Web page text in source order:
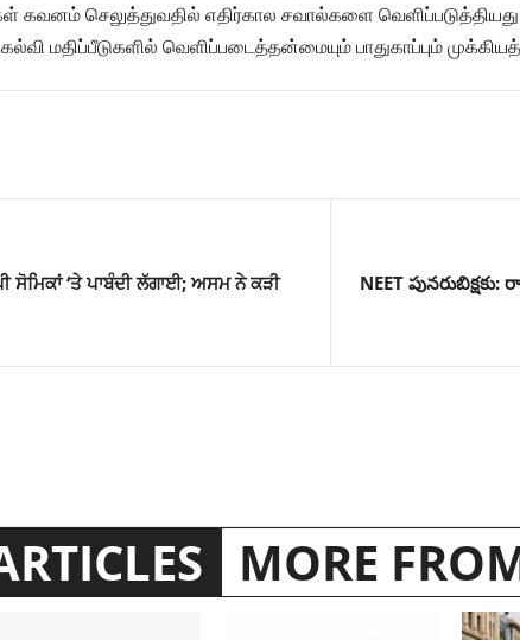
கவனம் செலுத்துவதில் எதிர்கால சவால்களை
மதிப்பீடுகளில் வெளிப்படைத்தன்மையும் பாதுகாப்பும்
ਸੋਮਿਕਾਂ ‘ਤੇ ਪਾਬੰਦੀ ਲੱਗਾਈ; ਅਸਮ ਨੇ ਕੜੀ
NEET
MORE